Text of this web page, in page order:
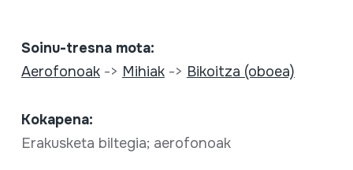
Soinu-tresna mota:
Aerofonoak-> Mihiak-> Bikoitza (oboea)
Kokapena:
Erakusketa biltegia; aerofonoak